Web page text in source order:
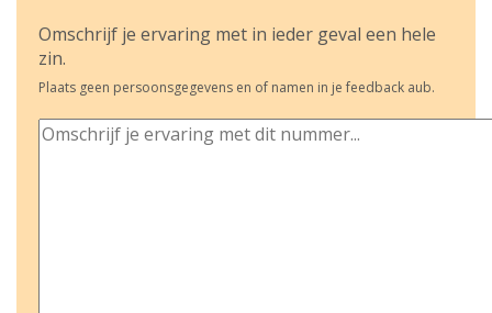
Omschrijf je ervaring met in ieder geval een hele
zin.
Plaats geen persoonsgegevens en of namen in je feedback aub.